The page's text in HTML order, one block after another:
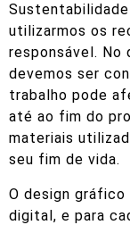
utilizarmos os
responsável.
devemos ser
trabalho pode
até ao fim do
materiais
seu fim de vida.
O design
digital, e para